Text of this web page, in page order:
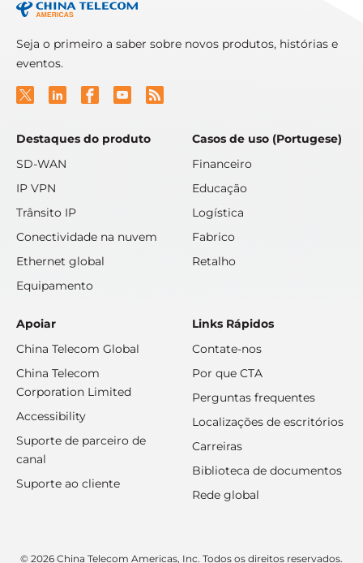
Seja o primeiro a saber sobre novos produtos, histórias e
eventos.
Destaques do produto
SD-WAN
IP VPN
Trânsito IP
Conectividade na nuvem
Ethernet global
Equipamento
Casos de uso (Portugese)
Financeiro
Educação
Logística
Fabrico
Retalho
Apoiar
China Telecom Global
China Telecom
Corporation Limited
Accessibility
Suporte de parceiro de
canal
Suporte ao cliente
Links Rápidos
Contate-nos
Por que CTA
Perguntas frequentes
Localizações de escritórios
Carreiras
Biblioteca de documentos
Rede global
© 2026 China Telecom Americas, Inc. Todos os direitos reservados.